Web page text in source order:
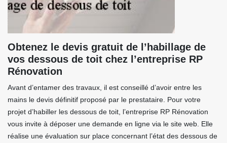
Obtenez le devis gratuit de l’habillage de
vos dessous de toit chez l’entreprise RP
Rénovation
Avant d’entamer des travaux, il est conseillé d’avoir entre les
mains le devis définitif proposé par le prestataire. Pour votre
projet d’habiller les dessous de toit, l’entreprise RP Rénovation
vous invite à déposer une demande en ligne via le site web. Elle
réalise une évaluation sur place concernant l’état des dessous de